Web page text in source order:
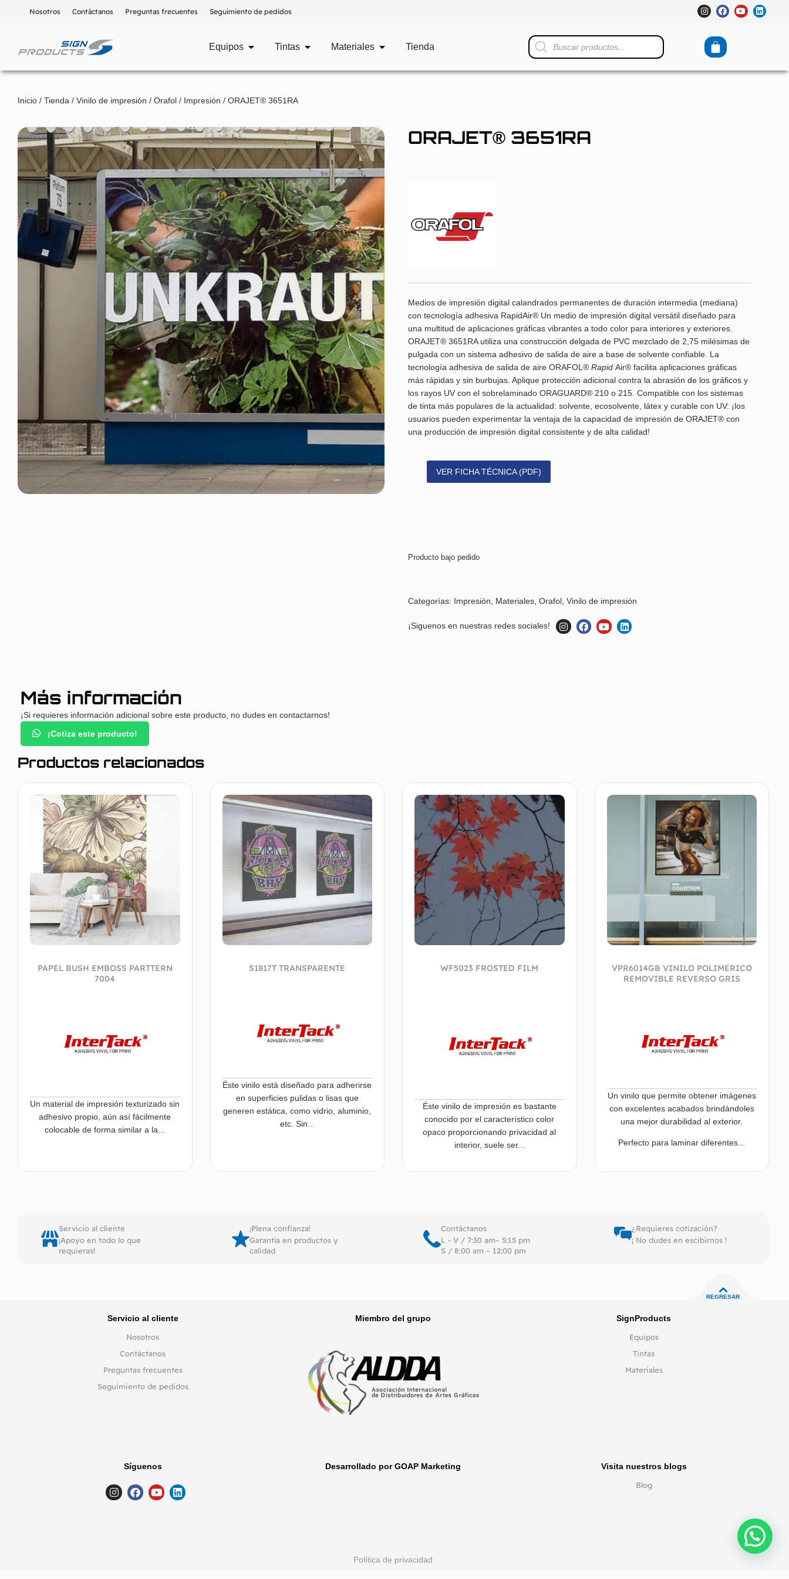
Nosotros Contáctanos Preguntas frecuentes Seguimiento de pedidos
Equipos Tintas Materiales Tienda
Inicio / Tienda / Vinilo de impresión / Orafol / Impresión / ORAJET® 3651RA
ORAJET® 3651RA
Medios de impresión digital calandrados permanentes de duración intermedia (mediana)
con tecnología adhesiva RapidAir® Un medio de impresión digital versátil diseñado para
una multitud de aplicaciones gráficas vibrantes a todo color para interiores y exteriores.
ORAJET® 3651RA utiliza una construcción delgada de PVC mezclado de 2,75 milésimas de
pulgada con un sistema adhesivo de salida de aire a base de solvente confiable. La
tecnología adhesiva de salida de aire ORAFOL®Rapid Air® facilita aplicaciones gráficas
más rápidas y sin burbujas. Aplique protección adicional contra la abrasión de los gráficos y
los rayos UV con el sobrelaminado ORAGUARD® 210 o 215. Compatible con los sistemas
de tinta más populares de la actualidad: solvente, ecosolvente, látex y curable con UV: ¡los
usuarios pueden experimentar la ventaja de la capacidad de impresión de ORAJET® con
una producción de impresión digital consistente y de alta calidad!
VER FICHA TÉCNICA (PDF)
Producto bajo pedido
Categorías: Impresión Materiales ,Orafol ,Vinilo de impresión
¡Siguenos en nuestras redes sociales!
Más información
¡Si requieres información adicional sobre este producto, no dudes en contactarnos!
¡Cotiza este producto!
Productos relacionados
PAPEL BUSH EMBOSS PARTTERN
7004
Un material de impresión texturizado sin
adhesivo propio, aún así fácilmente
colocable de forma similar a la...
S1817T TRANSPARENTE
Éste vinilo está diseñado para adherirse
en superficies pulidas o lisas que
generen estática, como vidrio, aluminio,
etc. Sin...
WF5023 FROSTED FILM
Éste vinilo de impresión es bastante
conocido por el característico color
opaco proporcionando privacidad al
interior, suele ser...
VPR6014GB VINILO POLIMERICO
REMOVIBLE REVERSO GRIS
Un vinilo que permite obtener imágenes
con excelentes acabados brindándoles
una mejor durabilidad al exterior.
Perfecto para laminar diferentes...
Servicio al cliente
¡Apoyo en todo lo que
requieras!
¡Plena confianza!
Garantía en productos y
calidad
Contáctanos
L - V / 7:30 am– 5:15 pm
S / 8:00 am – 12:00 pm
¿Requieres cotización?
¡ No dudes en escibirnos !
REGRESAR
Servicio al cliente
Nosotros
Contáctanos
Preguntas frecuentes
Seguimiento de pedidos
Miembro del grupo
SignProducts
Equipos
Tintas
Materiales
Síguenos Desarrollado por GOAP Marketing
Política de privacidad
Visita nuestros blogs
Blog